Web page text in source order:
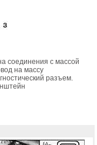
соединения с массой
на массу
разъем.